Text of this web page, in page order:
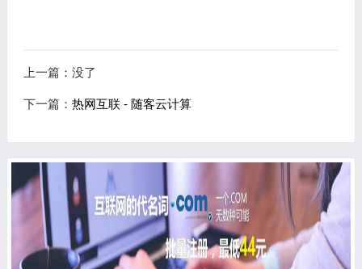
上一篇：没了
下一篇： 热网互联 - 随客云计算